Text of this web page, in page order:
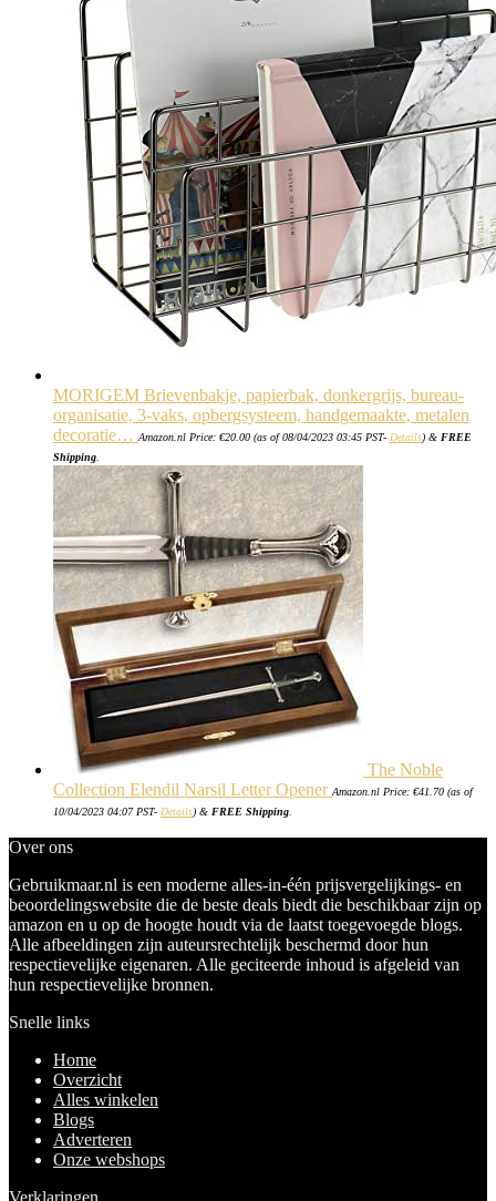
MORIGEM Brievenbakje, papierbak, donkergrijs, bureau-
organisatie, 3-vaks, opbergsysteem, handgemaakte, metalen
decoratie… Amazon.nl Price: €20.00 (as of 08/04/2023 03:45 PST- Details) & FREE
Shipping
The Noble
Collection Elendil Narsil Letter Opener Amazon.nl Price: €41.70 (as of
10/04/2023 04:07 PST- Details) & FREE Shipping
Over ons
Gebruikmaar.nl is een moderne alles-in-één prijsvergelijkings- en
beoordelingswebsite die de beste deals biedt die beschikbaar zijn op
amazon en u op de hoogte houdt via de laatst toegevoegde blogs.
Alle afbeeldingen zijn auteursrechtelijk beschermd door hun
respectievelijke eigenaren. Alle geciteerde inhoud is afgeleid van
hun respectievelijke bronnen.
Snelle links
Home
Overzicht
Alles winkelen
Blogs
Adverteren
Onze webshops
Verklaringen